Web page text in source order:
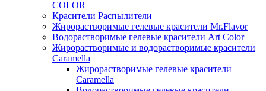
COLOR
Красители Распылители
Жирорастворимые гелевые красители Mr.Flavor
Водорастворимые гелевые красители Art Color
Жирорастворимые и водорастворимые красители
Caramella
Жирорастворимые гелевые красители
Caramella